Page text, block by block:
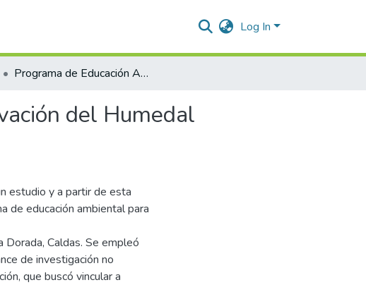
Log In
Programa de Educación Ambiental para la Conservación del Humedal Pancoger en la Dorada Caldas
del Humedal
estudio y a partir de esta
de educación ambiental para
Dorada, Caldas. Se empleó
de investigación no
que buscó vincular a